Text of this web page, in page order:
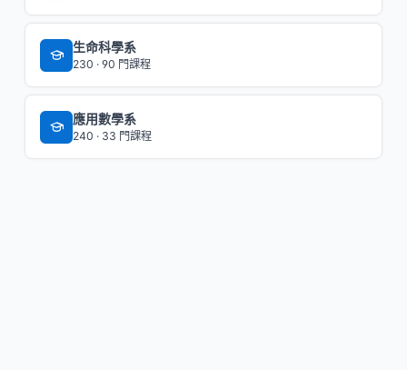
生命科學系
230 · 90 門課程
應用數學系
240 · 33 門課程